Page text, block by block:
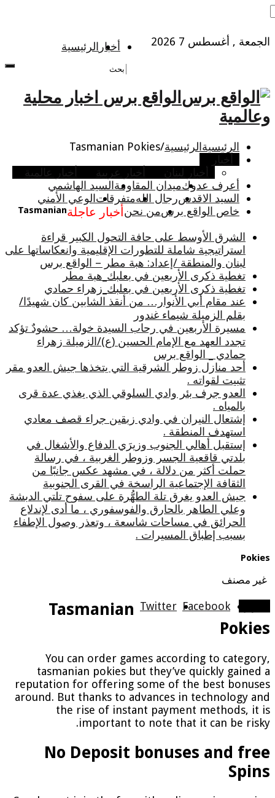
الجمعة , أغسطس 7 2026 أخبار الرئيسية
الواقع برس اخبار محلية
وعالمية
الرئيسية
أخبار
أخبار لبنان
أخبار عربية
أخبار عالمية
أعرف عدوكميدان المقاومةالسيد الهاشمي
السيد الاقدسرجال اللهمتفرقاتالوعي الأمني
خاص الواقع برسمن نحنأخبار عاجلة
الشرق الأوسط على حافة التحول الكبير قراءة
استراتيجية شاملة للتطورات الإقليمية وانعكاساتها على
لبنان والمنطقة /إعداد: هبة مطر – الواقع برس
تغطية ذكرى الأربعين في بعلبك_هبة مطر
تغطية ذكرى الأربعين في بعلبك_زهراء حمادي
عند مقام أبي الأنوار… من أنقذ الشابين كان شهيدًا/
بقلم الزميلة شيماء غندور
مسيرة الأربعين في رحاب السيدة خولة… حشودٌ تؤكد
تجدد العهد مع الإمام الحسين (ع)/الزميلة زهراء
حمادي _ الواقع برس
أحد منازل زوطر الشرقية التي يتخذها جيش العدو مقر
تثبيت لقواته .
العدو جرف بئر وادي السلوقي الذي يغذي عدة قرى
بالمياه .
إشتعال النيران في وادي زبقين جراء قصف معادي
استهدف المنطقة .
إستقبل أهالي الجنوب وزيرَي الدفاع والأشغال في
بلدتي قاقعية الجسر وزوطر الغربية ، في رسالة
حملت أكثر من دلالة ، في مشهد عكس جانبًا من
الثقافة الإجتماعية الراسخة في القرى الجنوبية
جيش العدو يغرق تلة الطهُّرة على سفوح تلتي الدبشة
وعلي الطاهر بالحارق والفوسفوري ، ما أدى لإندلاع
الحرائق في مساحات شاسعة ، وتعذر وصول الإطفاء
بسبب إطباق المسيرات .
الرئيسية/
Tasmanian Pokies
Tasmanian
Pokies
غير مصنف
Facebook
Twitter
Tasmanian
Pokies
You can order games according to category,
tasmanian pokies but they’ve quickly gained a
reputation for offering some of the best bonuses
around. But thanks to advances in technology and
the rise of instant payment methods, it is
important to note that it can be risky.
No Deposit bonuses and free
Spins